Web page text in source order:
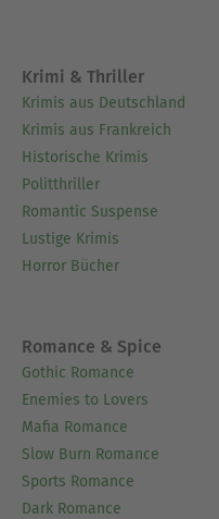
Krimi & Thriller
Krimis aus Deutschland
Krimis aus Frankreich
Historische Krimis
Politthriller
Romantic Suspense
Lustige Krimis
Horror Bücher
Romance & Spice
Gothic Romance
Enemies to Lovers
Mafia Romance
Slow Burn Romance
Sports Romance
Dark Romance